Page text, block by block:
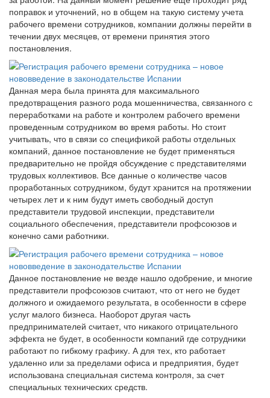
поправок и уточнений, но в общем на такую систему учета
рабочего времени сотрудников, компании должны перейти в
течении двух месяцев, от времени принятия этого
постановления.
Данная мера была принята для максимального
предотвращения разного рода мошенничества, связанного с
переработками на работе и контролем рабочего времени
проведенным сотрудником во время работы. Но стоит
учитывать, что в связи со спецификой работы отдельных
компаний, данное постановление не будет применяться
предварительно не пройдя обсуждение с представителями
трудовых коллективов. Все данные о количестве часов
проработанных сотрудником, будут хранится на протяжении
четырех лет и к ним будут иметь свободный доступ
представители трудовой инспекции, представители
социального обеспечения, представители профсоюзов и
конечно сами работники.
Данное постановление не везде нашло одобрение, и многие
представители профсоюзов считают, что от него не будет
должного и ожидаемого результата, в особенности в сфере
услуг малого бизнеса. Наоборот другая часть
предпринимателей считает, что никакого отрицательного
эффекта не будет, в особенности компаний где сотрудники
работают по гибкому графику. А для тех, кто работает
удаленно или за пределами офиса и предприятия, будет
использована специальная система контроля, за счет
специальных технических средств.